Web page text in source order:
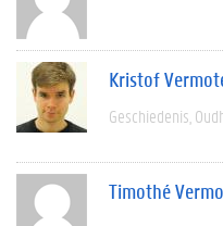
Kristof
Geschiedenis
Timothé